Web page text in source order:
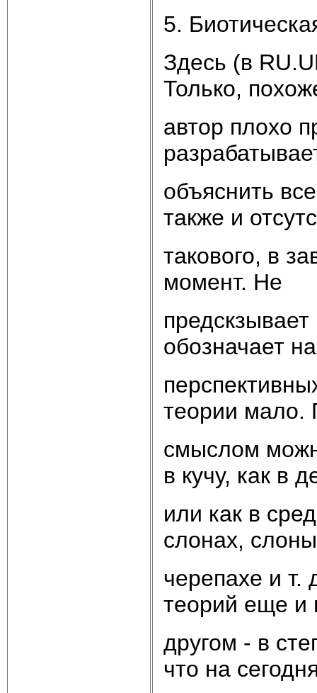
5.
Здесь (в
Только,
автор плохо
объяснить
также и
такового, в
момент. Не
обозначает
теории мало.
смыслом
в кучу, как в
или как в
слонах,
черепахе и т.
теорий еще и
другом - в
что на